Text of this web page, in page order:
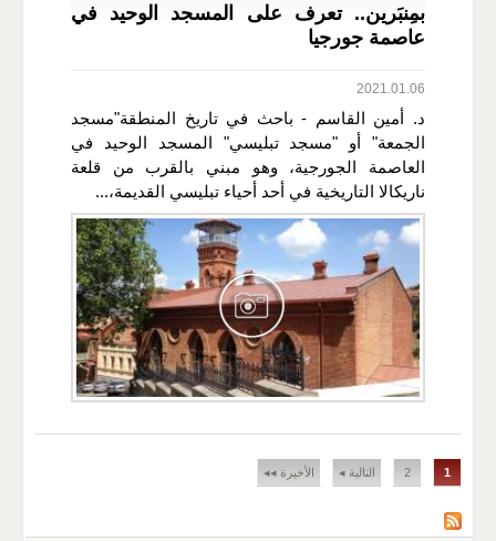
بمِنبَرين.. تعرف على المسجد الوحيد في
عاصمة جورجيا
2021.01.06
د. أمين القاسم - باحث في تاريخ المنطقة"مسجد
الجمعة" أو "مسجد تبليسي" المسجد الوحيد في
العاصمة الجورجية، وهو مبني بالقرب من قلعة
ناريكالا التاريخية في أحد أحياء تبليسي القديمة،...
الصفحات
1
2 التالية ◂ الأخيرة ◂◂